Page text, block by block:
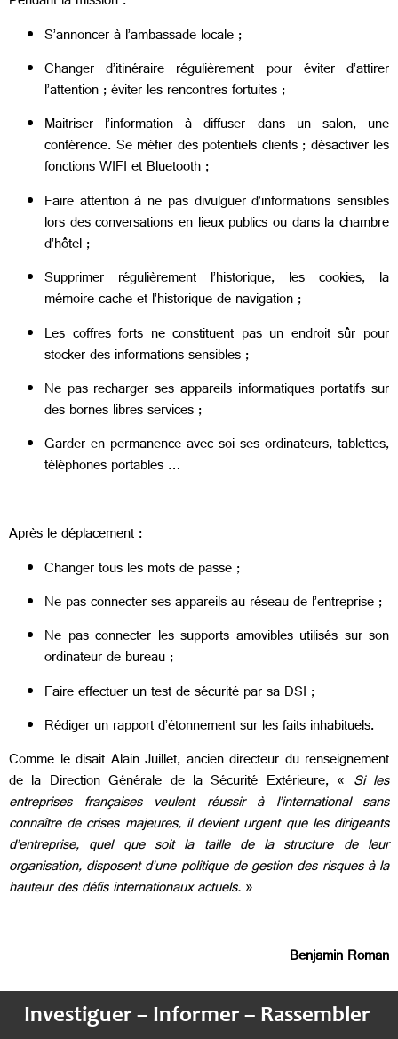
S’annoncer à l’ambassade locale ;
Changer d’itinéraire régulièrement pour éviter d’attirer
l’attention ; éviter les rencontres fortuites ;
Maitriser l’information à diffuser dans un salon, une
conférence. Se méfier des potentiels clients ; désactiver les
fonctions WIFI et Bluetooth ;
Faire attention à ne pas divulguer d’informations sensibles
lors des conversations en lieux publics ou dans la chambre
d’hôtel ;
Supprimer régulièrement l’historique, les cookies, la
mémoire cache et l’historique de navigation ;
Les coffres forts ne constituent pas un endroit sûr pour
stocker des informations sensibles ;
Ne pas recharger ses appareils informatiques portatifs sur
des bornes libres services ;
Garder en permanence avec soi ses ordinateurs, tablettes,
téléphones portables …
Après le déplacement :
Changer tous les mots de passe ;
Ne pas connecter ses appareils au réseau de l’entreprise ;
Ne pas connecter les supports amovibles utilisés sur son
ordinateur de bureau ;
Faire effectuer un test de sécurité par sa DSI ;
Rédiger un rapport d’étonnement sur les faits inhabituels.
Comme le disait Alain Juillet, ancien directeur du renseignement
de la Direction Générale de la Sécurité Extérieure, « Si les
entreprises françaises veulent réussir à l’international sans
connaître de crises majeures, il devient urgent que les dirigeants
d’entreprise, quel que soit la taille de la structure de leur
organisation, disposent d’une politique de gestion des risques à la
hauteur des défis internationaux actuels.»
Benjamin Roman
Investiguer – Informer – Rassembler